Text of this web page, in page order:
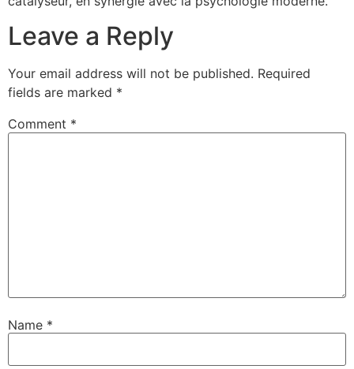
Leave a Reply
Your email address will not be published. Required
fields are marked *
Comment *
Name *